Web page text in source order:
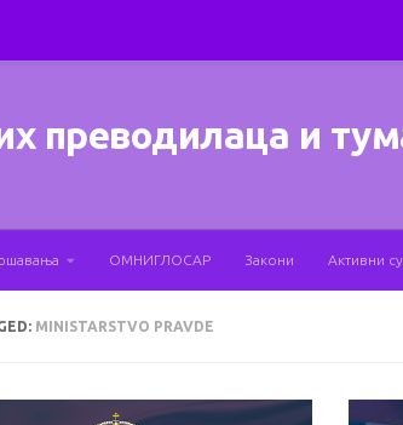
преводилаца и
ОМНИГЛОСАР Закони Активни
MINISTARSTVO PRAVDE